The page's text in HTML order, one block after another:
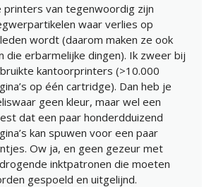
printers van tegenwoordig zijn
waar verlies op
wordt (daarom maken ze ook
die erbarmelijke dingen). Ik zweer bij
kantoorprinters (>10.000
op één cartridge). Dan heb je
geen kleur, maar wel een
dat een paar honderdduizend
kan spuwen voor een paar
Ow ja, en geen gezeur met
inktpatronen die moeten
gespoeld en uitgelijnd.